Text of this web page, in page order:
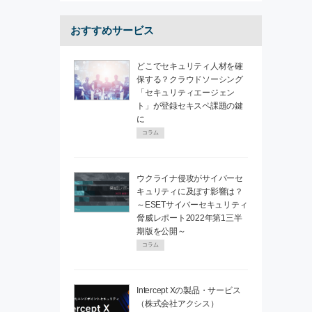
おすすめサービス
どこでセキュリティ人材を確
保する？クラウドソーシング
「セキュリティエージェン
ト」が登録セキスペ課題の鍵
に
コラム
ウクライナ侵攻がサイバーセ
キュリティに及ぼす影響は？
～ESETサイバーセキュリティ
脅威レポート2022年第1三半
期版を公開～
コラム
Intercept Xの製品・サービス
（株式会社アクシス）